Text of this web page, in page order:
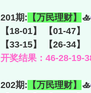
201期: 【万民理财】 🚣
【18-01】 【01-47】
【33-15】 【26-34】
开奖结果：46-28-19-
202期: 【万民理财】 🚣